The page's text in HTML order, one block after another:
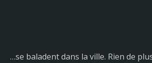
…se baladent dans la ville. Rien de